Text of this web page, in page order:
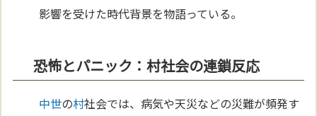
影響を受けた時代背景を物語っている。
恐怖とパニック：村社会の連鎖反応
中世の村社会では、病気や天災などの災難が頻発す